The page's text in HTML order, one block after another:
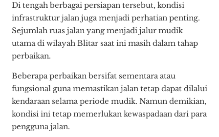
Di tengah berbagai persiapan tersebut, kondisi
infrastruktur jalan juga menjadi perhatian penting.
Sejumlah ruas jalan yang menjadi jalur mudik
utama di wilayah Blitar saat ini masih dalam tahap
perbaikan.
Beberapa perbaikan bersifat sementara atau
fungsional guna memastikan jalan tetap dapat dilalui
kendaraan selama periode mudik. Namun demikian,
kondisi ini tetap memerlukan kewaspadaan dari para
pengguna jalan.